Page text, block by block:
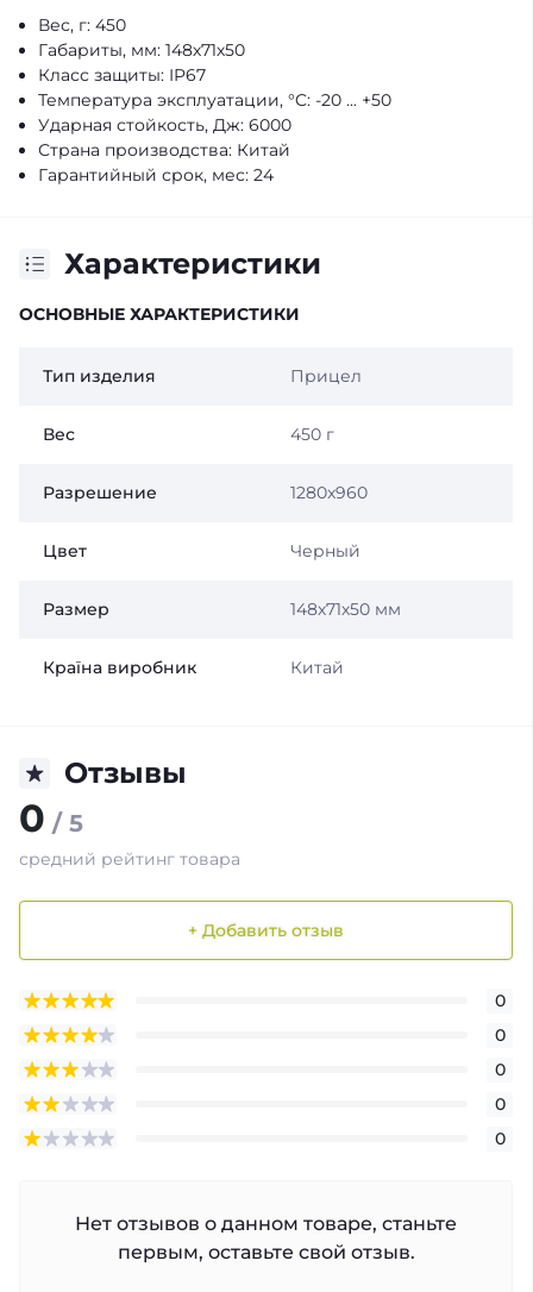
Вес, г: 450
Габариты, мм: 148х71х50
Класс защиты: IP67
Температура эксплуатации, °C: -20 ... +50
Ударная стойкость, Дж: 6000
Страна производства: Китай
Гарантийный срок, мес: 24
Характеристики
ОСНОВНЫЕ ХАРАКТЕРИСТИКИ
Тип изделия Прицел
Вес 450 г
Разрешение 1280x960
Цвет Черный
Размер 148х71х50 мм
Країна виробник Китай
Отзывы
0 / 5
средний рейтинг товара
+ Добавить отзыв
0
0
0
0
0
Нет отзывов о данном товаре, станьте
первым, оставьте свой отзыв.